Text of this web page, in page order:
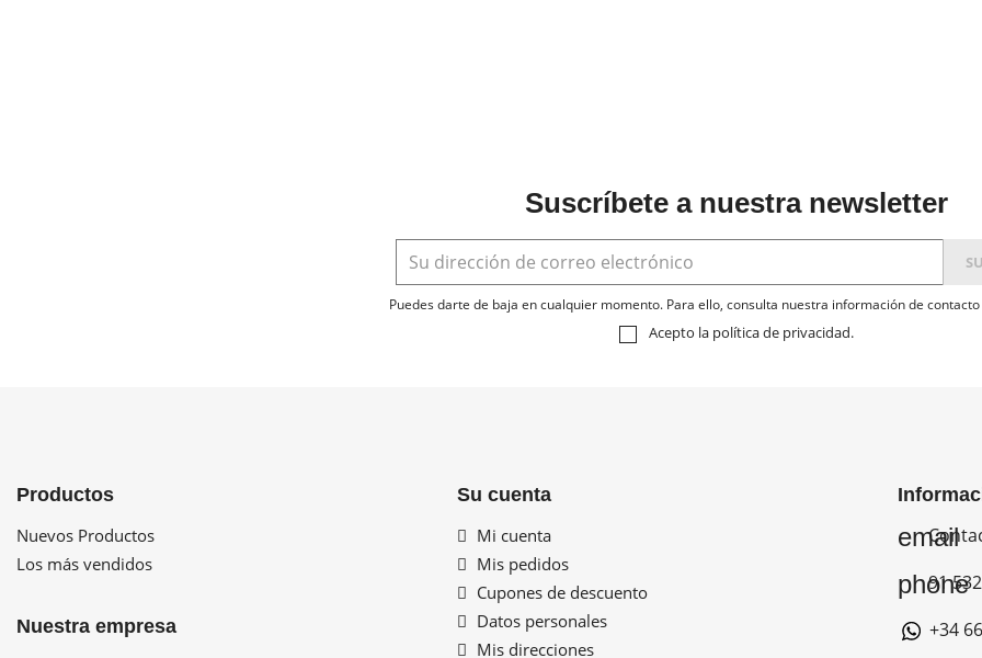
Suscríbete a nuestra newsletter
Puedes darte de baja en cualquier momento. Para ello, consulta nuestra información de
Acepto la política de privacidad.
Productos
Nuevos Productos
Los más vendidos
Nuestra empresa
Su cuenta
Mi cuenta
Mis pedidos
Cupones de descuento
Datos personales
Mis direcciones
email
phone
91
+34